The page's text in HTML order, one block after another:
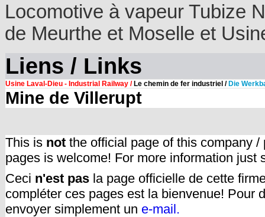
Locomotive à vapeur Tubize
de Meurthe et Moselle et
Liens / Links
Usine Laval-Dieu - Industrial Railway /Le chemin de fer industriel /Die
Mine de Villerupt
This is not the official page of this company
pages is welcome! For more information just
Ceci n'est pas la page officielle de cette
compléter ces pages est la bienvenue! Pour
envoyer simplement un e-mail.